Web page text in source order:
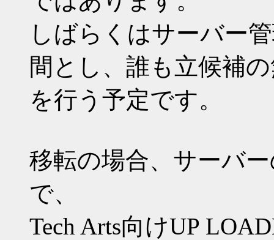
しばらくはサーバー
間とし、誰も立候補
を行う予定です。
移転の場合、サーバ
で、
Tech Arts向けUP